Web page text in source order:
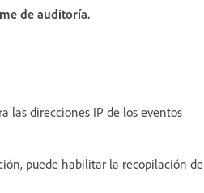
de auditoría.
las direcciones IP de los eventos
puede habilitar la recopilación de